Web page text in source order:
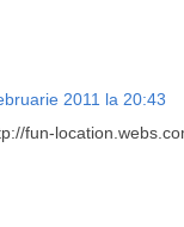
2011 la 20:43
fun-